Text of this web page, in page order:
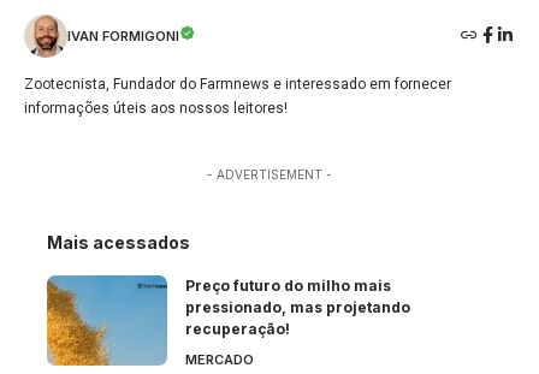
IVAN FORMIGONI
Zootecnista, Fundador do Farmnews e interessado em fornecer
informações úteis aos nossos leitores!
- ADVERTISEMENT -
Mais acessados
Preço futuro do milho mais
pressionado, mas projetando
recuperação!
MERCADO